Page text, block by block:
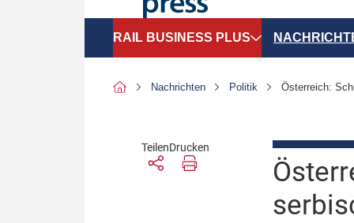
RAIL BUSINESS PLUS
SPNV-Marktdaten
Bilanzen
Personen
Betrieb &
Nachrichten Politik Österreich:
TeilenDrucken